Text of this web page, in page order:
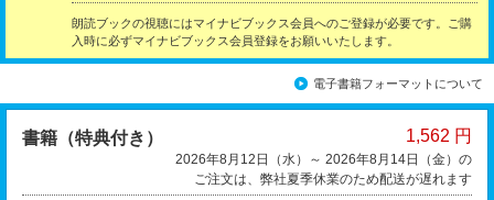
朗読ブックの視聴にはマイナビブックス会員へのご登録が必要です。ご購
入時に必ずマイナビブックス会員登録をお願いいたします。
電子書籍フォーマットについて
書籍（特典付き） 1,562 円
2026年8月12日（水）～ 2026年8月14日（金）の
ご注文は、弊社夏季休業のため配送が遅れます